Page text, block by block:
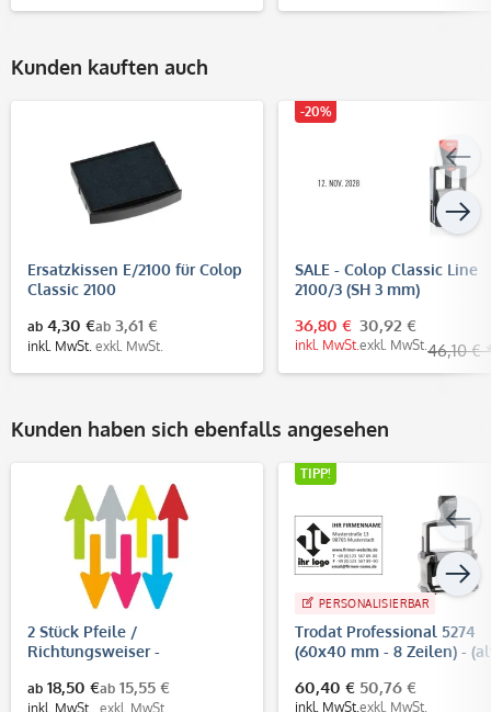
Kunden kauften auch
Ersatzkissen E/2100 für Colop
Classic 2100
ab 4,30 €
inkl. MwSt.
ab 3,61 €
exkl. MwSt.
-20%
SALE - Colop Classic Line
2100/3 (SH 3 mm)
36,80 €
inkl. MwSt.
30,92 €
exkl. MwSt. 46,10 €
Kunden haben sich ebenfalls angesehen
2 Stück Pfeile /
Richtungsweiser -
(Pfeilgröße 400x160 mm)
ab 18,50 €
inkl. MwSt.
ab 15,55 €
exkl. MwSt.
TIPP!
PERSONALISIERBAR
Trodat Professional 5274
(60x40 mm - 8 Zeilen) -
60,40 €
inkl. MwSt.
50,76 €
exkl. MwSt.